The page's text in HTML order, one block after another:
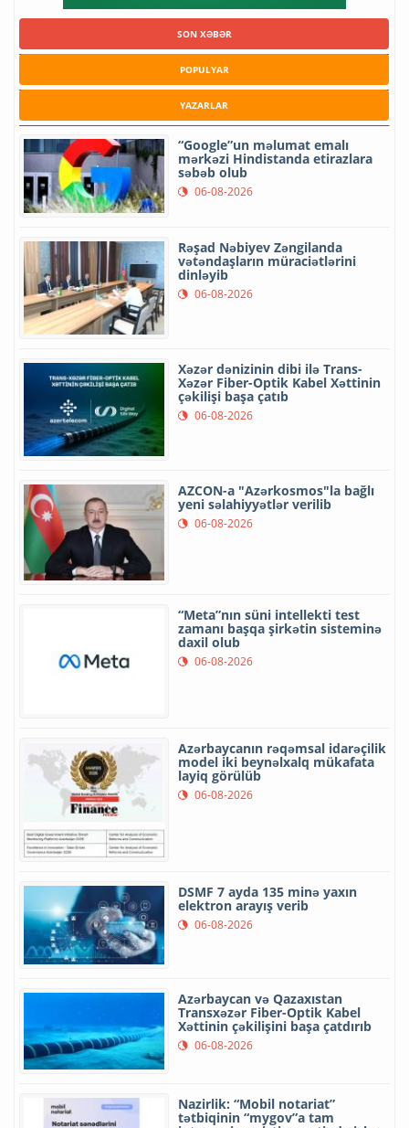
SON XƏBƏR
POPULYAR
YAZARLAR
“Google”un məlumat emalı
mərkəzi Hindistanda etirazlara
səbəb olub
06-08-2026
Rəşad Nəbiyev Zəngilanda
vətəndaşların müraciətlərini
dinləyib
06-08-2026
Xəzər dənizinin dibi ilə Trans-
Xəzər Fiber-Optik Kabel Xəttinin
çəkilişi başa çatıb
06-08-2026
AZCON-a "Azərkosmos"la bağlı
yeni səlahiyyətlər verilib
06-08-2026
“Meta”nın süni intellekti test
zamanı başqa şirkətin sisteminə
daxil olub
06-08-2026
Azərbaycanın rəqəmsal idarəçilik
model iki beynəlxalq mükafata
layiq görülüb
06-08-2026
DSMF 7 ayda 135 minə yaxın
elektron arayış verib
06-08-2026
Azərbaycan və Qazaxıstan
Transxəzər Fiber-Optik Kabel
Xəttinin çəkilişini başa çatdırıb
06-08-2026
Nazirlik: “Mobil notariat”
tətbiqinin “mygov”a tam